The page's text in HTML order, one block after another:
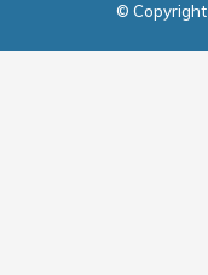
© Copyright